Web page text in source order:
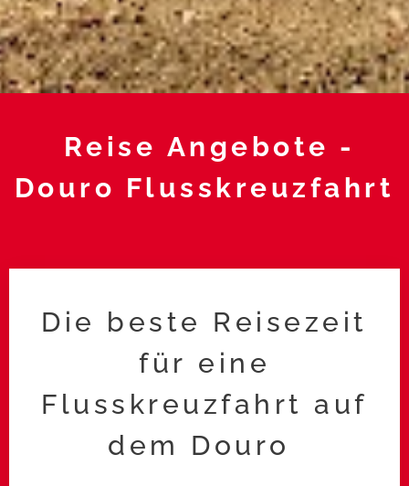
Reise Angebote -
Douro Flusskreuzfahrt
Die beste Reisezeit
für eine
Flusskreuzfahrt auf
dem Douro